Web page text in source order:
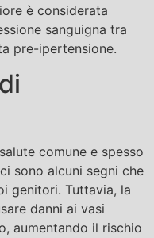
è considerata
sanguigna tra
pre-ipertensione.
comune e spesso
sono alcuni segni che
genitori. Tuttavia, la
danni ai vasi
aumentando il rischio